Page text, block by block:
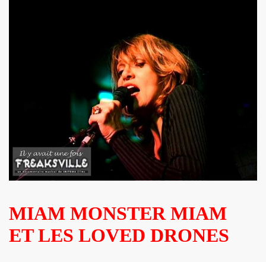
MIAM MONSTER MIAM
ET LES LOVED DRONES
(piano), concerts "Dans la peau" les 5 et 6 octobre
Berlin"), premier concert avec public du
de JACQUES DUVALL, musique de LEONARD
avec ALEXANDRE WETTER : chronique detaillee.
(2016) de DR JOHN COOPER CLARKE et HUGH
BENJAMIN SIKSOU dans "LES SOULIERS
PARIS : chronique detaillee.
FAMILY les 19 et 20 decembre 2019 a La